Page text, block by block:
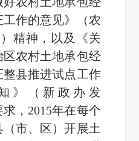
作的意见》（农
精神，以及《关
区农村土地承包经
县推进试点工作
》（新政办发
求，2015年在每个
市、区）开展土